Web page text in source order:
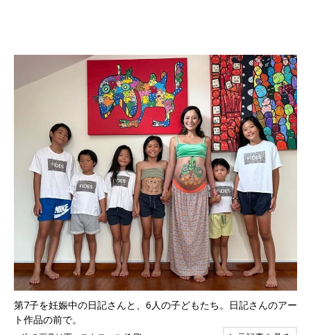
第7子を妊娠中の日記さんと、6人の子どもたち。日記さんのアー
ト作品の前で。